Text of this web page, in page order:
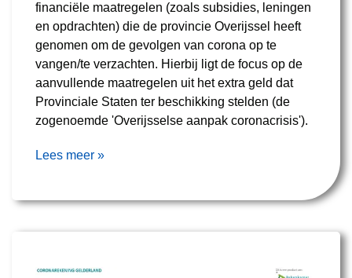
financiële maatregelen (zoals subsidies, leningen
en opdrachten) die de provincie Overijssel heeft
genomen om de gevolgen van corona op te
vangen/te verzachten. Hierbij ligt de focus op de
aanvullende maatregelen uit het extra geld dat
Provinciale Staten ter beschikking stelden (de
zogenoemde 'Overijsselse aanpak coronacrisis').
Lees meer »